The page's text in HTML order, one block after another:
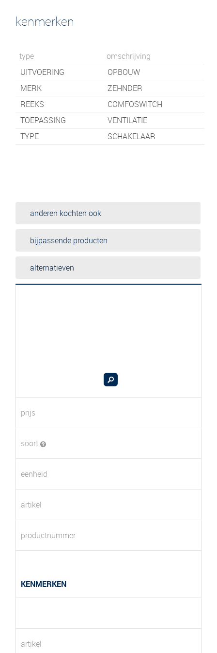
kenmerken
type
omschrijving
UITVOERING
OPBOUW
MERK
ZEHNDER
REEKS
COMFOSWITCH
TOEPASSING
VENTILATIE
TYPE
SCHAKELAAR
anderen kochten ook
bijpassende producten
alternatieven
prijs
soort
eenheid
artikel
productnummer
KENMERKEN
artikel